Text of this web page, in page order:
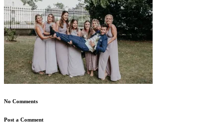
No Comments
Post a Comment